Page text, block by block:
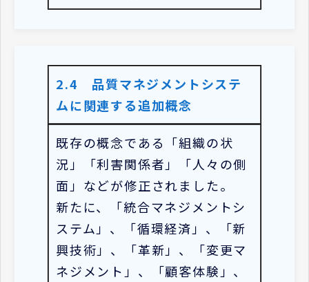
2.4 品質マネジメントシステ
ムに関連する追加概念
既存の概念である「組織の状
況」「利害関係者」「人々の側
面」などが修正されました。
新たに、「統合マネジメントシ
ステム」、「循環経済」、「新
興技術」、「革新」、「変更マ
ネジメント」、「顧客体験」、